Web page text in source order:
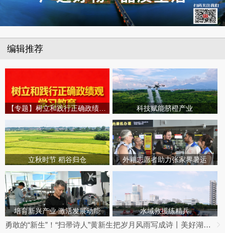
编辑推荐
【专题】树立和践行正确政绩观学习教育 科技赋能脐橙产业
立秋时节 稻谷归仓 外籍志愿者助力张家界暑运
培育新兴产业 激活发展动能 水域救援练精兵
勇敢的“新生”！“扫帚诗人”黄新生把岁月风雨写成诗丨美好湖南推荐官